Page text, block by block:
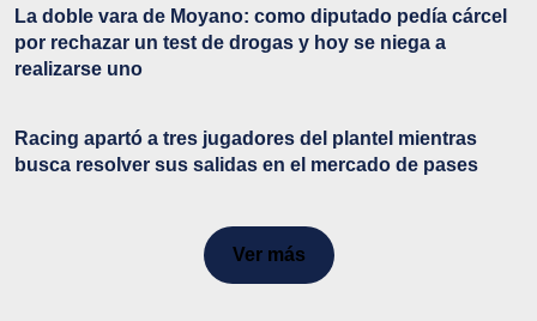
La doble vara de Moyano: como diputado pedía cárcel
por rechazar un test de drogas y hoy se niega a
realizarse uno
Racing apartó a tres jugadores del plantel mientras
busca resolver sus salidas en el mercado de pases
Ver más